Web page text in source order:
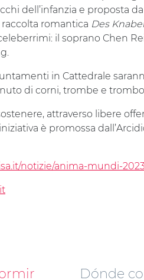
dell’infanzia e proposta
romantica Des
il soprano Chen
in Cattedrale
di corni, trombe e
attraverso libere
è promossa
notizie/anima-mundi-
Dónde